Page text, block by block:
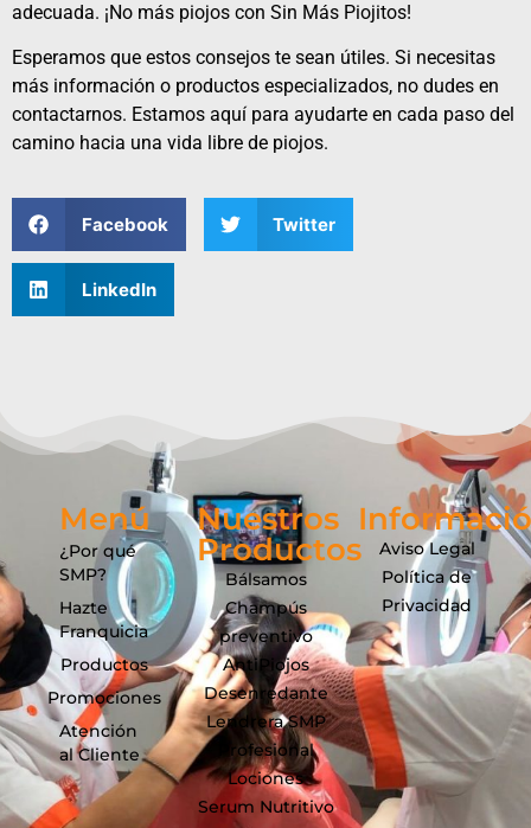
adecuada. ¡No más piojos con Sin Más Piojitos!
Esperamos que estos consejos te sean útiles. Si necesitas
más información o productos especializados, no dudes en
contactarnos. Estamos aquí para ayudarte en cada paso del
camino hacia una vida libre de piojos.
Facebook Twitter
LinkedIn
Menú
¿Por qué
SMP?
Hazte
Franquicia
Productos
Promociones
Atención
al Cliente
Nuestros
Productos
Bálsamos
Champús
preventivo
AntiPiojos
Desenredante
Lendrera SMP
Profesional
Lociones
Serum Nutritivo
Aviso Legal
Política de
Privacidad